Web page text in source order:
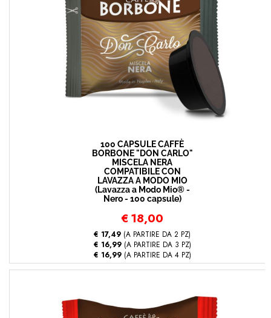
100 CAPSULE CAFFÈ
BORBONE "DON CARLO"
MISCELA NERA
COMPATIBILE CON
LAVAZZA A MODO MIO
(Lavazza a Modo Mio® -
Nero - 100 capsule)
€ 18,00
€ 17,49 (A PARTIRE DA 2 PZ)
€ 16,99(A PARTIRE DA 3 PZ)
€ 16,99(A PARTIRE DA 4 PZ)